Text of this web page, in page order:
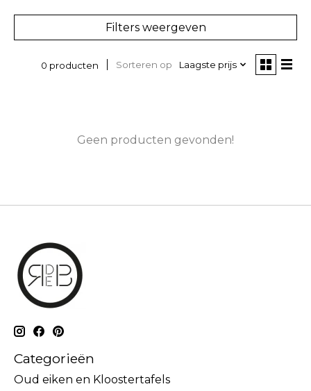
Filters weergeven
0 producten Sorteren op Laagste prijs
Geen producten gevonden!
Categorieën
Oud eiken en Kloostertafels